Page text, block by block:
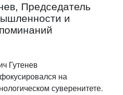
Председатель
и
Гутенев
на
суверенитете.